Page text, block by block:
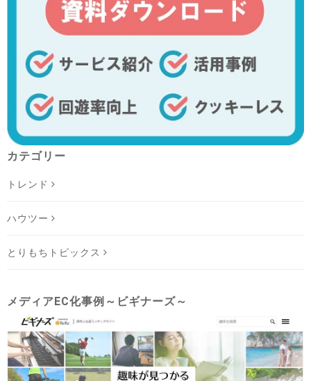
カテゴリー
トレンド
ハウツー
とりもちトピックス
メディアEC化事例～ビギナーズ～